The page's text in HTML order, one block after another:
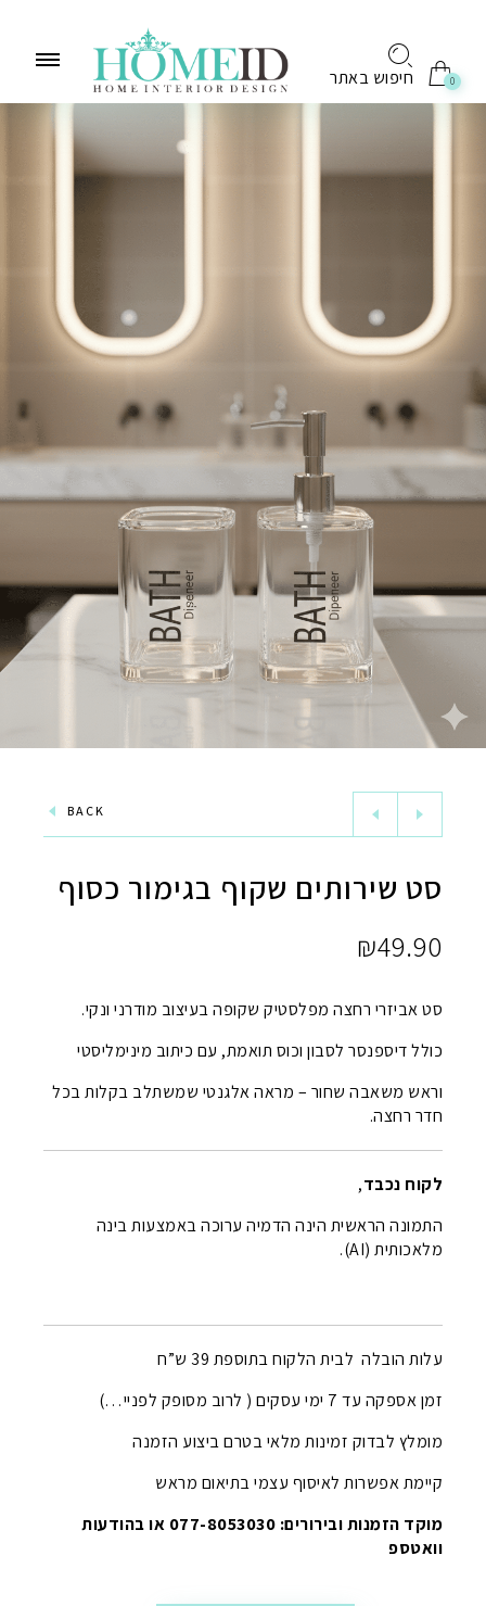
חיפוש באתר 0
BACK
סט שירותים שקוף בגימור כסוף
₪49.90
סט אביזרי רחצה מפלסטיק שקופה בעיצוב מודרני ונקי.
כולל דיספנסר לסבון וכוס תואמת, עם כיתוב מינימליסטי
וראש משאבה שחור – מראה אלגנטי שמשתלב בקלות בכל
חדר רחצה.
לקוח נכבד,
התמונה הראשית הינה הדמיה ערוכה באמצעות בינה
מלאכותית (AI).
עלות הובלה לבית הלקוח בתוספת 39 ש”ח
זמן אספקה עד 7 ימי עסקים ( לרוב מסופק לפניי…)
מומלץ לבדוק זמינות מלאי בטרם ביצוע הזמנה
קיימת אפשרות לאיסוף עצמי בתיאום מראש
מוקד הזמנות ובירורים: 077-8053030 או בהודעות
וואטספ